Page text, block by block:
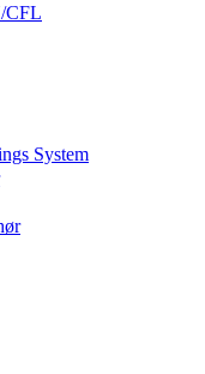
CFL
System